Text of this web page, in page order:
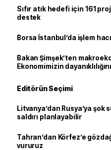
Sıfır atık hedefi için 161
destek
Borsa İstanbul’da işlem
Bakan Şimşek’ten
Ekonomimizin
Editörün Seçimi
Litvanya’dan Rusya’ya şok
saldırı planlayabilir
Tahran’dan Körfez’e
vururuz